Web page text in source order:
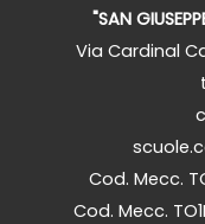
"SAN
Via Cardinal
Cod. Mecc.
Cod. Mecc.